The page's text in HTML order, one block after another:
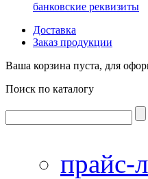
банковские реквизиты
Доставка
Заказ продукции
Ваша корзина пуста, для
Поиск по каталогу
прайс-